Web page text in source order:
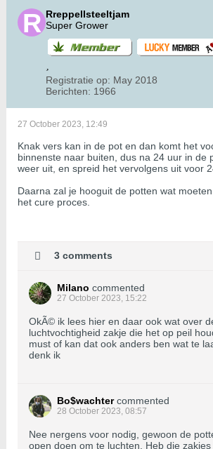
Rreppellsteeltjam
Super Grower
Registratie op: May 2018
Berichten: 1966
27 October 2023, 12:49
Knak vers kan in de pot en dan komt het
binnenste naar buiten, dus na 24 uur in de
weer uit, en spreid het vervolgens uit voor
Daarna zal je hooguit de potten wat
het cure proces.
3 comments
Milano commented
27 October 2023, 15:22
OkÃ© ik lees hier en daar ook wat over
luchtvochtigheid zakje die het op peil
must of kan dat ook anders ben wat te
denk ik
Bo$wachter commented
28 October 2023, 08:57
Nee nergens voor nodig, gewoon de
open doen om te luchten. Heb die